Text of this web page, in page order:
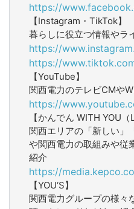
https://
【Instagram・TikTok】
暮らしに役立つ情報やラ
https://
https://
【YouTube】
関西電力のテレビCMや
https://
【かんでん WITH YOU（
関西エリアの「新しい」
や関西電力の取組みや従
紹介
https://
【YOU‘S】
関西電力グループの様々